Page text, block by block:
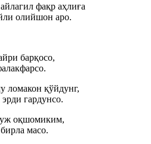
фақр аҳлиға
олийшон аро.
барқосо,
ломакон қўйдунг,
гардунсо.
оқшомиким,
масо.